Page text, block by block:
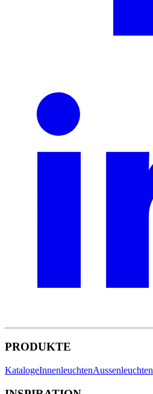
PRODUKTE
KatalogeInnenleuchtenAussenleuchten